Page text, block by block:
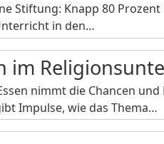
Stiftung: Knapp 80
in den…
im
nimmt die Chancen
Impulse, wie das Thema…